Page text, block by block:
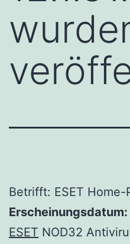
Betrifft: ESET
ESET NOD32